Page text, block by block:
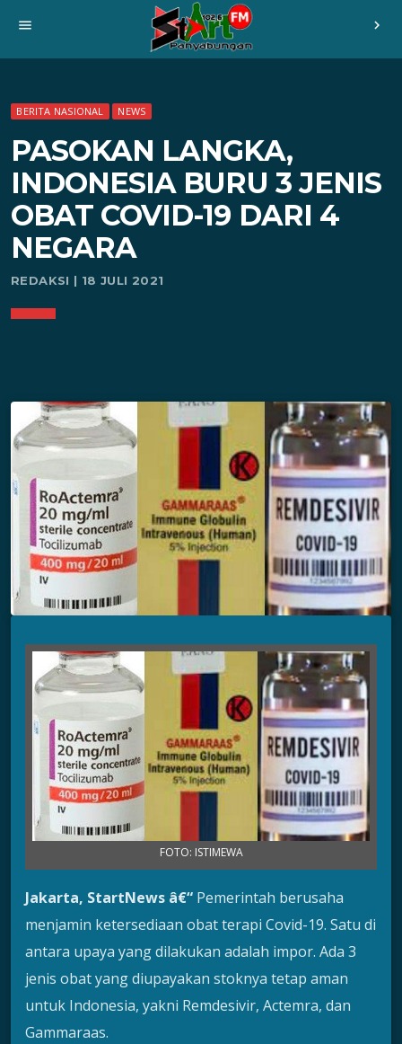
menu chevron_right
BERITA NASIONAL NEWS
PASOKAN LANGKA,
INDONESIA BURU 3 JENIS
OBAT COVID-19 DARI 4
NEGARA
REDAKSI | 18 JULI 2021
FOTO: ISTIMEWA
Jakarta, StartNews â€“ Pemerintah berusaha
menjamin ketersediaan obat terapi Covid-19. Satu di
antara upaya yang dilakukan adalah impor. Ada 3
jenis obat yang diupayakan stoknya tetap aman
untuk Indonesia, yakni Remdesivir, Actemra, dan
Gammaraas.